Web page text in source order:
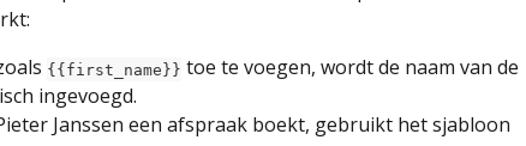
{{first_name}} toe te voegen, wordt de naam van de
ingevoegd.
Janssen een afspraak boekt, gebruikt het sjabloon